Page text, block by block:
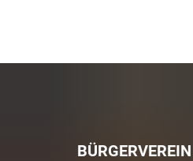
BÜRGERVEREIN